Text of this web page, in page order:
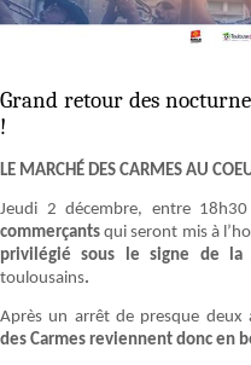
Grand retour des
!
LE MARCHÉ DES CARMES AU
Jeudi 2 décembre, entre
commerçantsqui seront mis à
privilégié sous le signe de
toulousains.
Après un arrêt de presque deux
des Carmes reviennent donc en